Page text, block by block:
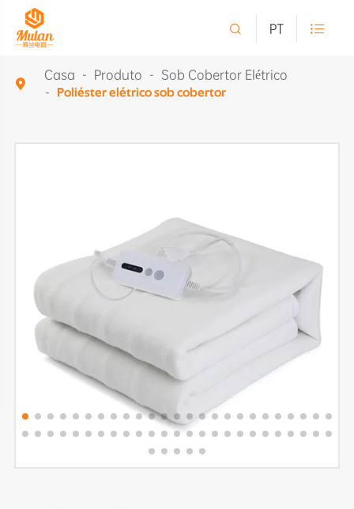
 PT 

Casa Produto Sob Cobertor Elétrico
Poliéster elétrico sob cobertor